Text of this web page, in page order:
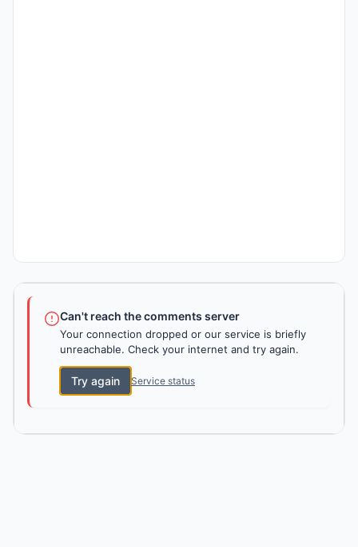
Can't reach the comments server
Your connection dropped or our service is briefly
unreachable. Check your internet and try again.
Try again Service status